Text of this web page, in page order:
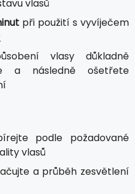
vlasů
při použití s vyvíječem
vlasy důkladně
a následně ošetřete
podle požadované
vlasů
a průběh zesvětlení